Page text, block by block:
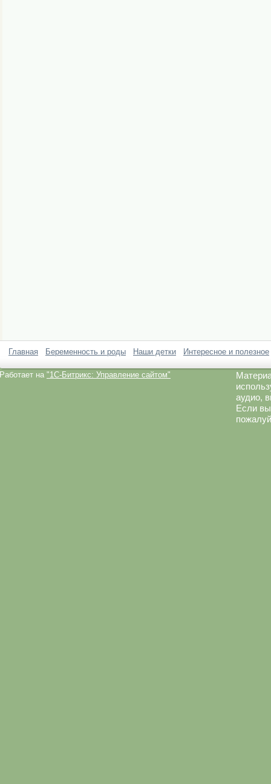
Главная Беременность и роды Наши детки Интересное и полезное
Работает на "1C-Битрикс: Управление сайтом"
аудио,
Если вы